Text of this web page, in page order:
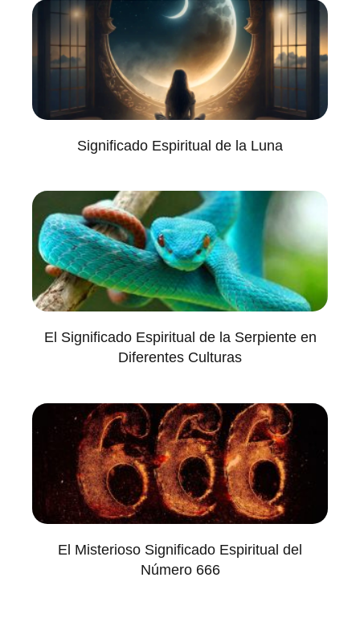
Significado Espiritual de la Luna
El Significado Espiritual de la Serpiente en
Diferentes Culturas
El Misterioso Significado Espiritual del
Número 666